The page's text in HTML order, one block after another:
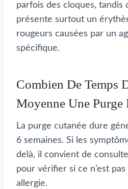
parfois des cloques, tandis
présente surtout un
rougeurs causées par un
spécifique.
Combien De Temps
Moyenne Une Purge
La purge cutanée dure
6 semaines. Si les
delà, il convient de
pour vérifier si ce n’est
allergie.